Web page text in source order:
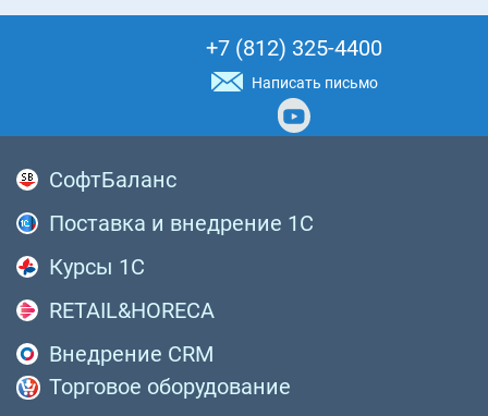
+7 (812) 325-4400
Написать письмо
СофтБаланс
Поставка и внедрение 1С
Курсы 1С
RETAIL&HORECA
Внедрение CRM
Торговое оборудование